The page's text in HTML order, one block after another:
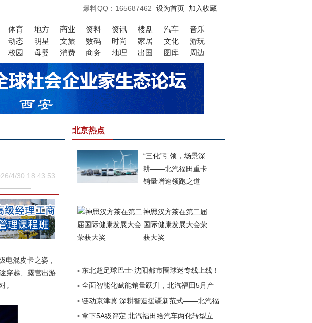
爆料QQ：165687462 设为首页 加入收藏
体育 地方 商业 资料 资讯 楼盘 汽车
音乐
动态 明星 文旅 数码 时尚 家居 文化
游玩
校园 母婴 消费 商务 地理 出国 图库 周边
北京热点
“三化”引领，场景深
耕——北汽福田重卡
销量增速领跑之道
神思汉方茶在第二届
国际健康发展大会荣
获大奖
▪ 东北超足球巴士·沈阳都市圈球迷专线上线！
北汽福田助力书写文体旅融合新篇章
▪ 全面智能化赋能销量跃升，北汽福田5月产
销再攀高峰
▪ 链动京津冀 深耕智造援疆新范式——北汽福
田以新质生产力赋能边疆高质量发展
▪ 拿下5A级评定 北汽福田给汽车两化转型立
4/30 18:43:53
电混皮卡之姿，
穿越、露营出游
。